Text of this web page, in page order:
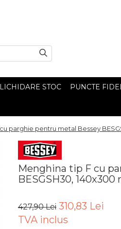
LICHIDARE STOC PUNCTE
parghie pentru metal Bessey
Menghina tip F cu
BESGSH30, 140x300
427,90 Lei 310,83 Lei
TVA inclus